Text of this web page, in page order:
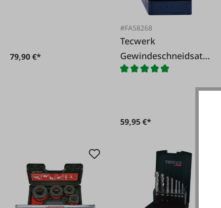
79,90 €*
#FA58268
Tecwerk
Gewindeschneidsatz
M3-12 Kombi
59,95 €*